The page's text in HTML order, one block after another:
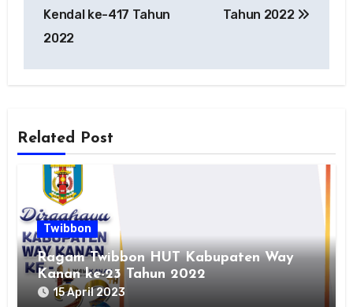
Kendal ke-417 Tahun
2022
Tahun 2022
Related Post
Twibbon
Ragam Twibbon HUT Kabupaten Way
Kanan ke-23 Tahun 2022
15 April 2023